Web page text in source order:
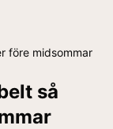
före midsommar
så